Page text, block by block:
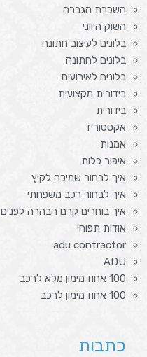
השכרת הגברה
השוק היווני
בלונים לעיצוב חתונה
בלונים לחתונה
בלונים לאירועים
בידורית מקצועית
בידורית
אקססוריז
אמנות
איפור כלות
איך לבחור שמיכה לקיץ
איך לבחור רכב משפחתי
איך בוחרים קרם הבהרה לפנים
אודות תפוחי
adu contractor
ADU
100 אחוז מימון מלא לרכב
100 אחוז מימון לרכב
כתבות